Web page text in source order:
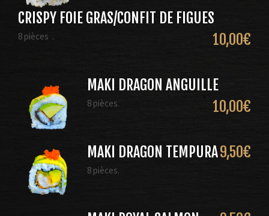
CRISPY FOIE GRAS/CONFIT DE FIGUES
10,00€
8 pièces .
MAKI DRAGON ANGUILLE
10,00€
8 pièces.
MAKI DRAGON TEMPURA9,50€
8 pièces.